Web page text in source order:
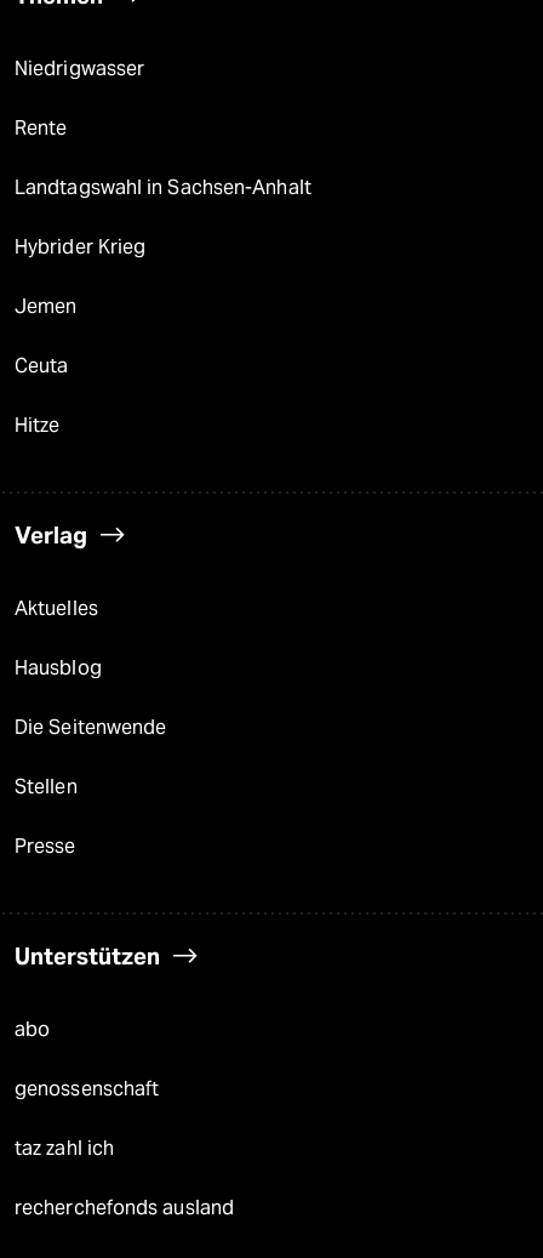
Niedrigwasser
Rente
Landtagswahl in Sachsen-Anhalt
Hybrider Krieg
Jemen
Ceuta
Hitze
Verlag
Aktuelles
Hausblog
Die Seitenwende
Stellen
Presse
Unterstützen
abo
genossenschaft
taz zahl ich
recherchefonds ausland